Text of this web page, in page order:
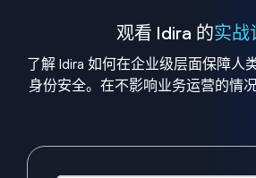
观看 Idira 的实战
了解 Idira 如何在企业级层面保障人
身份安全。在不影响业务运营的情